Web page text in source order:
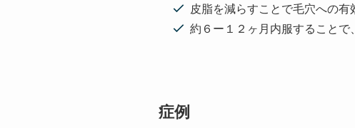
皮脂を減らすことで毛穴への有
約６ー１２ヶ月内服することで
症例